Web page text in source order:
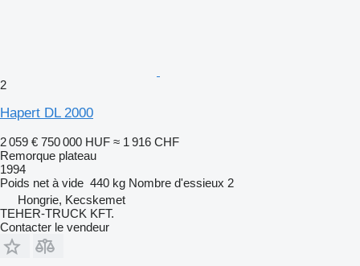
2
Hapert DL 2000
2 059 € 750 000 HUF ≈ 1 916 CHF
Remorque plateau
1994
Poids net à vide 440 kg Nombre d'essieux 2
Hongrie, Kecskemet
TEHER-TRUCK KFT.
Contacter le vendeur